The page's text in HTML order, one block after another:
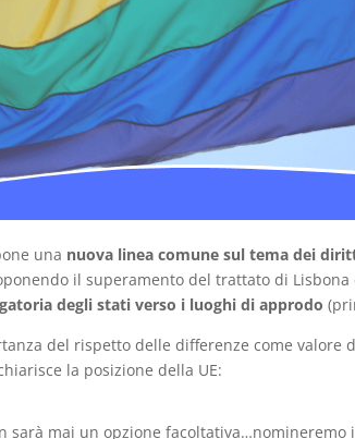
una nuova linea comune sul tema dei
il superamento del trattato di
degli stati verso i luoghi di approdo
del rispetto delle differenze come valore
la posizione della UE:
sarà mai un opzione